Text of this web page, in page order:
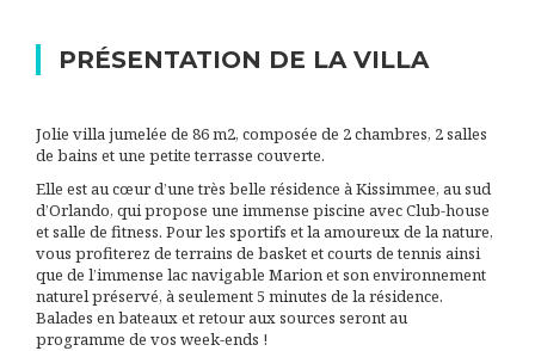
PRÉSENTATION DE LA VILLA
Jolie villa jumelée de 86 m2, composée de 2 chambres, 2 salles
de bains et une petite terrasse couverte.
Elle est au cœur d’une très belle résidence à Kissimmee, au sud
d’Orlando, qui propose une immense piscine avec Club-house
et salle de fitness. Pour les sportifs et la amoureux de la nature,
vous profiterez de terrains de basket et courts de tennis ainsi
que de l’immense lac navigable Marion et son environnement
naturel préservé, à seulement 5 minutes de la résidence.
Balades en bateaux et retour aux sources seront au
programme de vos week-ends !